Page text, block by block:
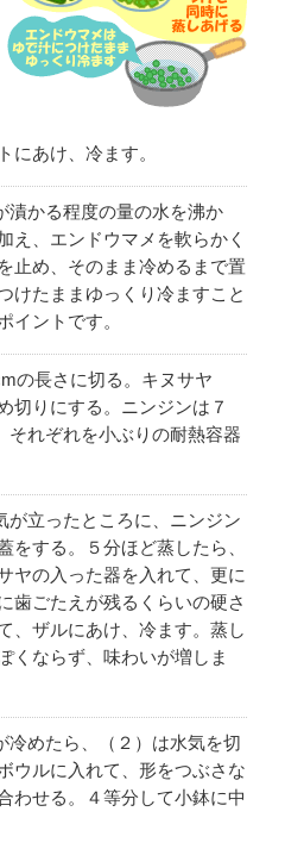
にあけ、冷ます。
漬かる程度の量の水を沸か
え、エンドウマメを軟らかく
止め、そのまま冷めるまで置
けたままゆっくり冷ますこと
イントです。
の長さに切る。キヌサヤ
切りにする。ニンジンは７
それぞれを小ぶりの耐熱容器
が立ったところに、ニンジン
をする。５分ほど蒸したら、
ヤの入った器を入れて、更に
歯ごたえが残るくらいの硬さ
、ザルにあけ、冷ます。蒸し
くならず、味わいが増しま
冷めたら、（２）は水気を切
ウルに入れて、形をつぶさな
わせる。４等分して小鉢に中